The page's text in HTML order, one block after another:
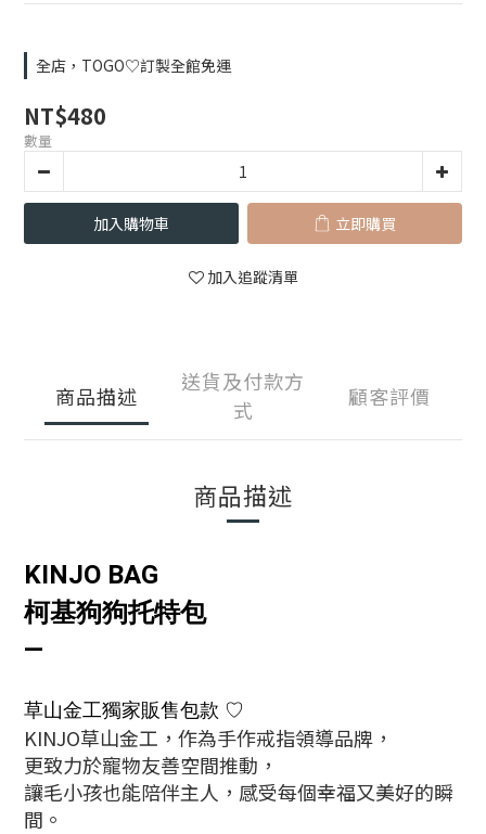
全店，TOGO♡訂製全館免運
NT$480
數量
加入購物車 立即購買
加入追蹤清單
商品描述
送貨及付款方
式
顧客評價
商品描述
KINJO BAG
柯基狗狗托特包
—
草山金工獨家販售包款 ♡
KINJO草山金工， 作為手作戒指領導品牌，
更致力於寵物友善空間推動，
讓毛小孩也能陪伴主人， 感受每個幸福又美好的瞬
間。